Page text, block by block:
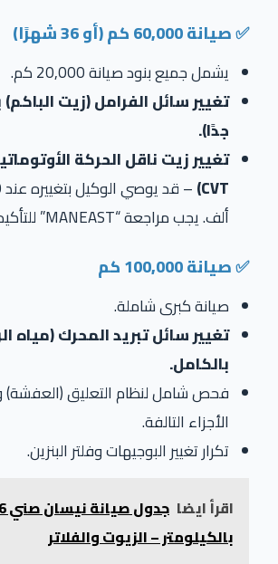
✅ صيانة 60,000 كم (أو 36 شهرًا)
يشمل جميع بنود صيانة 20,000 كم.
تغيير سائل الفرامل (زيت
جدًا).
تغيير زيت ناقل الحركة
CVT
)
ألف. يجب مراجعة “MANEAST” للتأكيد.
✅ صيانة 100,000 كم
صيانة كبرى شاملة.
تغيير سائل تبريد المحرك (مياه
بالكامل.
فحص شامل لنظام التعليق (العفشة)
الأجزاء التالفة.
تكرار تغيير البوجيهات وفلتر البنزين.
اقرأ ايضا
بالكيلومتر – الزيوت والفلاتر